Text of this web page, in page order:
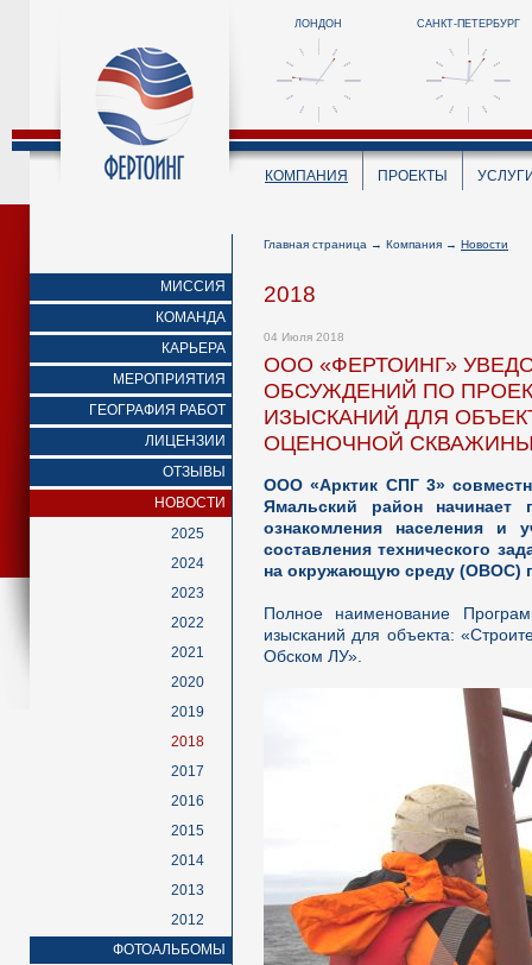
ЛОНДОН САНКТ-ПЕТЕРБУРГ
КОМПАНИЯ ПРОЕКТЫ
МИССИЯ
КОМАНДА
КАРЬЕРА
МЕРОПРИЯТИЯ
ГЕОГРАФИЯ РАБОТ
ЛИЦЕНЗИИ
ОТЗЫВЫ
НОВОСТИ
2025
2024
2023
2022
2021
2020
2019
2018
2017
2016
2015
2014
2013
2012
ФОТОАЛЬБОМЫ
Главная страница → Компания → Новости
2018
04 Июля 2018
ООО «ФЕРТОИНГ»
ОБСУЖДЕНИЙ ПО
ИЗЫСКАНИЙ ДЛЯ
ОЦЕНОЧНОЙ
ООО «Арктик СПГ 3»
Ямальский район начинает
ознакомления населения и
составления технического
на окружающую среду (ОВОС)
Полное наименование
изысканий для объекта:
Обском ЛУ».